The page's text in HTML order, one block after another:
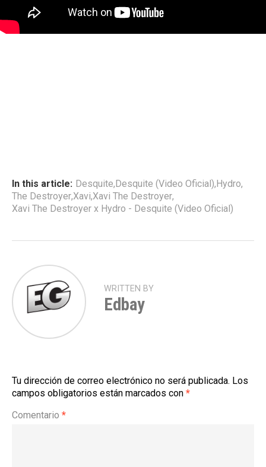
In this article: Desquite,Desquite (Video Oficial),Hydro,
The Destroyer,Xavi,Xavi The Destroyer,
Xavi The Destroyer x Hydro - Desquite (Video Oficial)
WRITTEN BY
Edbay
Tu dirección de correo electrónico no será publicada. Los
campos obligatorios están marcados con *
Comentario *